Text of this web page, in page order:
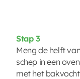
Stap 3
Meng de helft
schep in een
met het